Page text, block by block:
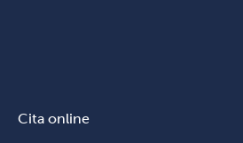
Cita online